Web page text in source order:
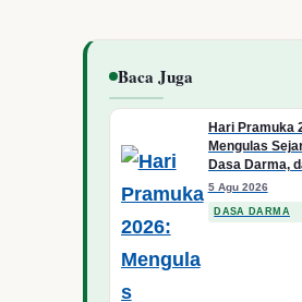
Baca Juga
Hari Pramuka
Mengulas
Dasa Darma,
Satya dalam
Karakter
5 Agu 2026
DASA DARMA